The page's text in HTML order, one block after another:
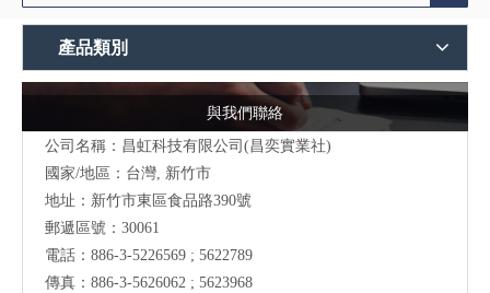
產品類別
與我們聯絡
公司名稱：昌虹科技有限公司(昌奕實業社)
國家/地區：台灣, 新竹市
地址：新竹市東區食品路390號
郵遞區號：30061
電話：886-3-5226569 ; 5622789
傳真：886-3-5626062 ; 5623968